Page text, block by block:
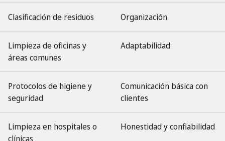
Clasificación de residuos Organización
Limpieza de oficinas y
áreas comunes
Adaptabilidad
Protocolos de higiene y
seguridad
Comunicación básica con
clientes
Limpieza en hospitales o
clínicas
Honestidad y confiabilidad